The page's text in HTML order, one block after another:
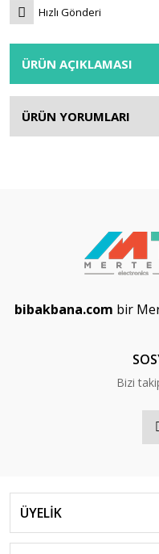
Hızlı Gönderi
ÜRÜN AÇIKLAMASI
ÜRÜN YORUMLARI
bibakbana.com bir
Bizi
ÜYELİK